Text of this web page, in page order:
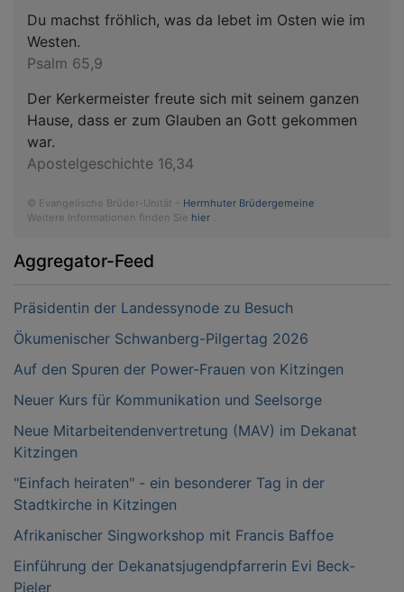
Du machst fröhlich, was da lebet im Osten wie im
Westen.
Psalm 65,9
Der Kerkermeister freute sich mit seinem ganzen
Hause, dass er zum Glauben an Gott gekommen
war.
Apostelgeschichte 16,34
© Evangelische Brüder-Unität – Herrnhuter Brüdergemeine
Weitere Informationen finden Sie hier .
Aggregator-Feed
Präsidentin der Landessynode zu Besuch
Ökumenischer Schwanberg-Pilgertag 2026
Auf den Spuren der Power-Frauen von Kitzingen
Neuer Kurs für Kommunikation und Seelsorge
Neue Mitarbeitendenvertretung (MAV) im Dekanat
Kitzingen
"Einfach heiraten" - ein besonderer Tag in der
Stadtkirche in Kitzingen
Afrikanischer Singworkshop mit Francis Baffoe
Einführung der Dekanatsjugendpfarrerin Evi Beck-
Pieler